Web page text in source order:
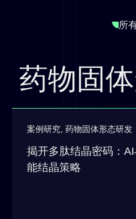
所
药物固
案例研究 药物固体形态研发
揭开多肽结晶密码：
能结晶策略